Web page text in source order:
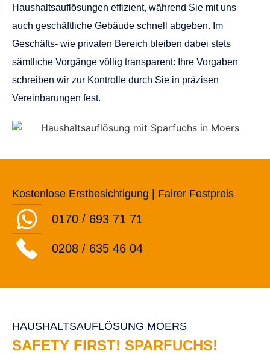
Haushaltsauflösungen effizient, während Sie mit uns
auch geschäftliche Gebäude schnell abgeben. Im
Geschäfts- wie privaten Bereich bleiben dabei stets
sämtliche Vorgänge völlig transparent: Ihre Vorgaben
schreiben wir zur Kontrolle durch Sie in präzisen
Vereinbarungen fest.
Kostenlose Erstbesichtigung | Fairer Festpreis
0170 / 693 71 71
0208 / 635 46 04
HAUSHALTSAUFLÖSUNG MOERS
SAFETY FIRST! SPARFUCHS!